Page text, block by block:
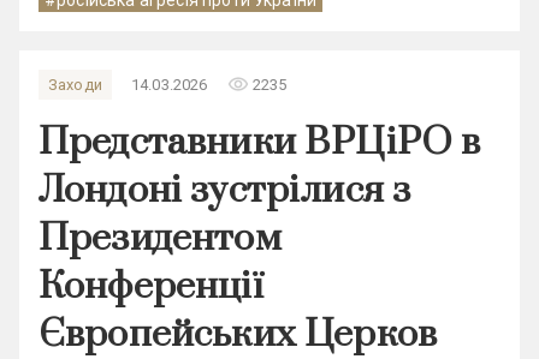
Заходи 14.03.2026 remove_red_eye 2235
Представники ВРЦіРО в
Лондоні зустрілися з
Президентом
Конференції
Європейських Церков